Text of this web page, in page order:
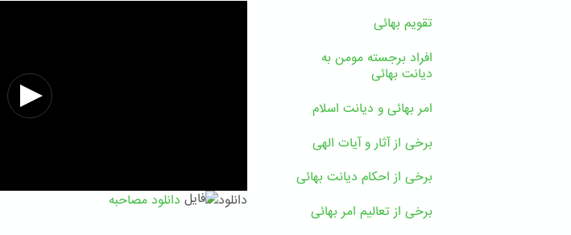
دانلود دانلود مصاحبه
تقویم بهائی
افراد برجسته مومن به
دیانت بهائی
امر بهائی و دیانت اسلام
برخی از آثار و آیات الهی
برخی از احکام دیانت بهائی
برخی از تعالیم امر بهائی